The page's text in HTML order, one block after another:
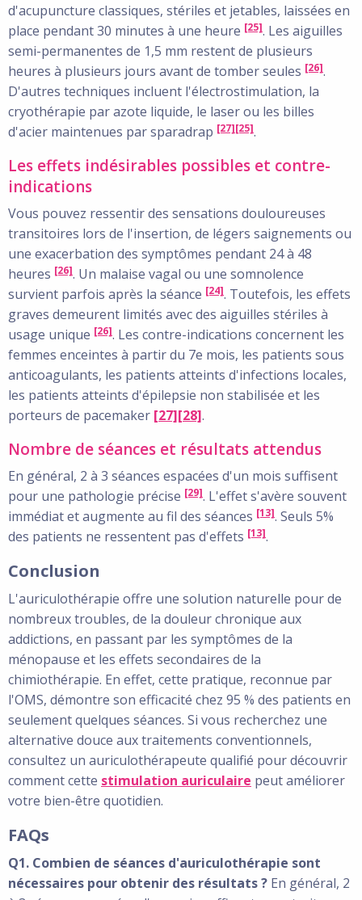
d'acupuncture classiques, stériles et jetables, laissées en
place pendant 30 minutes à une heure [25]. Les aiguilles
semi-permanentes de 1,5 mm restent de plusieurs
heures à plusieurs jours avant de tomber seules [26].
D'autres techniques incluent l'électrostimulation, la
cryothérapie par azote liquide, le laser ou les billes
d'acier maintenues par sparadrap [27][25].
Les effets indésirables possibles et contre-
indications
Vous pouvez ressentir des sensations douloureuses
transitoires lors de l'insertion, de légers saignements ou
une exacerbation des symptômes pendant 24 à 48
heures [26]. Un malaise vagal ou une somnolence
survient parfois après la séance [24]. Toutefois, les effets
graves demeurent limités avec des aiguilles stériles à
usage unique [26]. Les contre-indications concernent les
femmes enceintes à partir du 7e mois, les patients sous
anticoagulants, les patients atteints d'infections locales,
les patients atteints d'épilepsie non stabilisée et les
porteurs de pacemaker [27][28].
Nombre de séances et résultats attendus
En général, 2 à 3 séances espacées d'un mois suffisent
pour une pathologie précise [29]. L'effet s'avère souvent
immédiat et augmente au fil des séances [13]. Seuls 5%
des patients ne ressentent pas d'effets [13].
Conclusion
L'auriculothérapie offre une solution naturelle pour de
nombreux troubles, de la douleur chronique aux
addictions, en passant par les symptômes de la
ménopause et les effets secondaires de la
chimiothérapie. En effet, cette pratique, reconnue par
l'OMS, démontre son efficacité chez 95 % des patients en
seulement quelques séances. Si vous recherchez une
alternative douce aux traitements conventionnels,
consultez un auriculothérapeute qualifié pour découvrir
comment cette stimulation auriculaire peut améliorer
votre bien-être quotidien.
FAQs
Q1. Combien de séances d'auriculothérapie sont
nécessaires pour obtenir des résultats ? En général, 2